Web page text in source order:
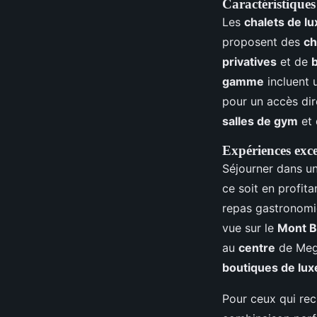
Les chalets de
proposent des
privatives et de
gamme incluent
pour un accès
salles de gym et
Expériences
Séjourner dans
ce soit en
repas
vue sur le Mont
au centre de
boutiques de
Pour ceux qui